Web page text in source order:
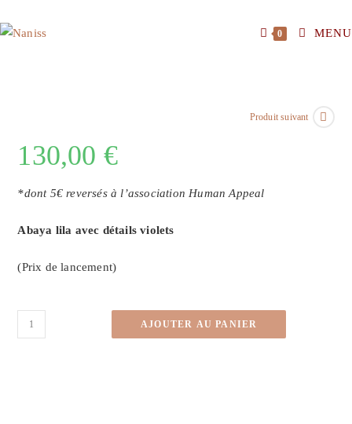
0 MENU
Produit suivant
130,00 €
*dont 5€ reversés à l’association Human Appeal
Abaya lila avec détails violets
(Prix de lancement)
AJOUTER AU PANIER